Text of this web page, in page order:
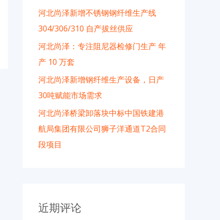
河北尚泽新增不锈钢钢纤维生产线
304/306/310 自产拔丝供应
河北尚泽：专注阻尼器检修门生产 年
产 10 万套
河北尚泽新增钢纤维生产设备，日产
30吨赋能市场需求
河北尚泽桥梁卸落块中标中国铁建港
航局集团有限公司狮子洋通道T2合同
段项目
近期评论